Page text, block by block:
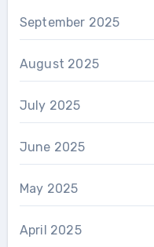
September 2025
August 2025
July 2025
June 2025
May 2025
April 2025